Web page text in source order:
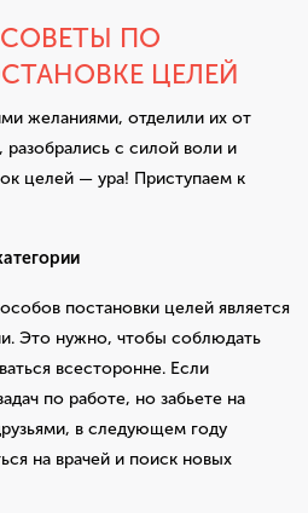
ПО
ЦЕЛЕЙ
желаниями, отделили их от
с силой воли и
целей — ура! Приступаем к
постановки целей является
Это нужно, чтобы соблюдать
всесторонне. Если
по работе, но забьете на
в следующем году
на врачей и поиск новых